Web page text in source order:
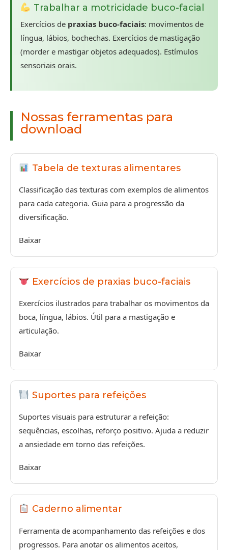
Trabalhar a motricidade buco-facial
Exercícios de praxias buco-faciais: movimentos de
língua, lábios, bochechas. Exercícios de mastigação
(morder e mastigar objetos adequados). Estímulos
sensoriais orais.
Nossas ferramentas para
download
Tabela de texturas alimentares
Classificação das texturas com exemplos de alimentos
para cada categoria. Guia para a progressão da
diversificação.
Baixar
Exercícios de praxias buco-faciais
Exercícios ilustrados para trabalhar os movimentos da
boca, língua, lábios. Útil para a mastigação e
articulação.
Baixar
Suportes para refeições
Suportes visuais para estruturar a refeição:
sequências, escolhas, reforço positivo. Ajuda a reduzir
a ansiedade em torno das refeições.
Baixar
Caderno alimentar
Ferramenta de acompanhamento das refeições e dos
progressos. Para anotar os alimentos aceitos,